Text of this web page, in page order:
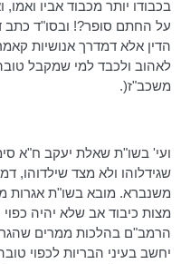
בכבודו יותר מכבוד אביו
על החתם סופר?! ובסו"ד כתב
הדין אלאדמדרך אנושיות
לאהוב ולכבד למי שמקבל
משכב"ז(.
ועי' בשו"ת שאלת יעקב ח"א
שגידלוהו ולא מצד שילדוהו,
משנברא. מובא בשו"ת אגרות
מצות כיבוד אב שלא יהיה
הרמב"ם בהלכות ממרים שהגר
יחשב בעיני הבריות לכפוי